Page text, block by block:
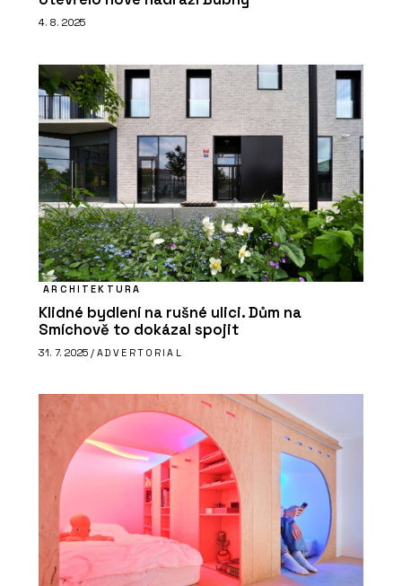
4. 8. 2025
ARCHITEKTURA
Klidné bydlení na rušné ulici. Dům na
Smíchově to dokázal spojit
31. 7. 2025 / ADVERTORIAL